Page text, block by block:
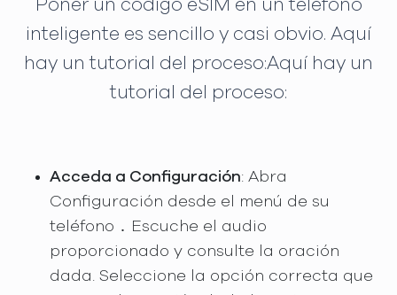
Poner un código eSIM en un teléfono
inteligente es sencillo y casi obvio. Aquí
hay un tutorial del proceso:Aquí hay un
tutorial del proceso:
Acceda a Configuración: Abra
Configuración desde el menú de su
teléfono ․ Escuche el audio
proporcionado y consulte la oración
dada. Seleccione la opción correcta que